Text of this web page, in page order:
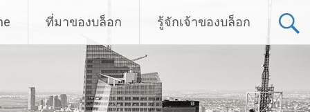
ที่มาของบล็อก รู้จักเจ้าของบล็อก